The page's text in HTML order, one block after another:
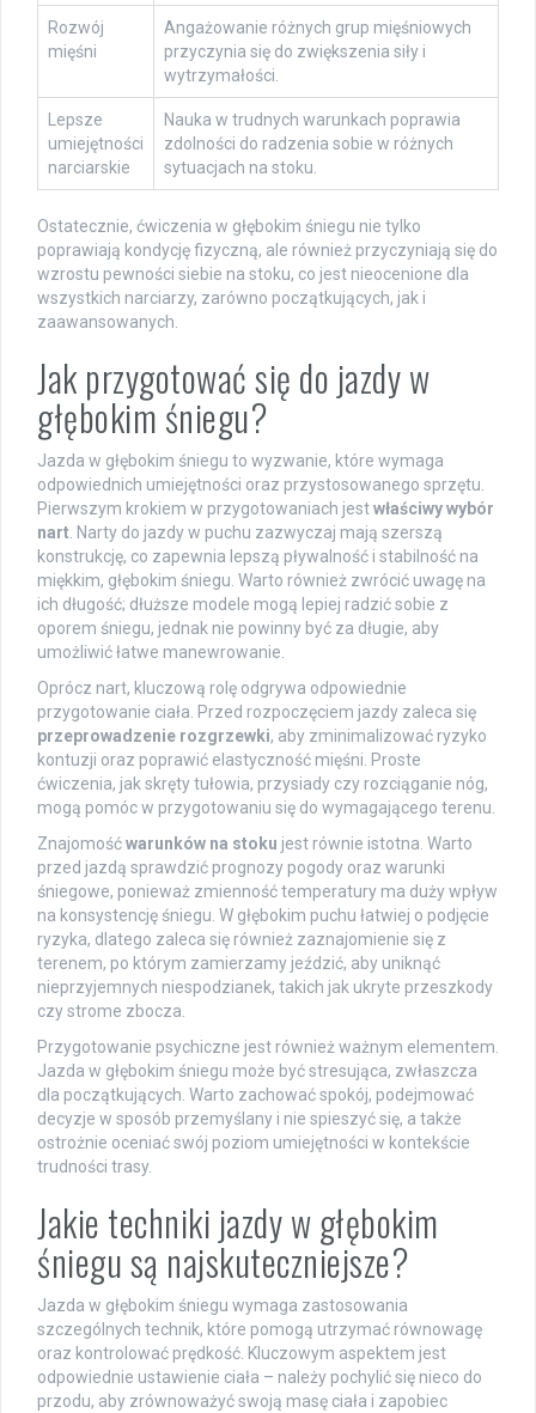
Rozwój
mięśni
Angażowanie różnych grup mięśniowych
przyczynia się do zwiększenia siły i
wytrzymałości.
Lepsze
umiejętności
narciarskie
Nauka w trudnych warunkach poprawia
zdolności do radzenia sobie w różnych
sytuacjach na stoku.
Ostatecznie, ćwiczenia w głębokim śniegu nie tylko
poprawiają kondycję fizyczną, ale również przyczyniają się do
wzrostu pewności siebie na stoku, co jest nieocenione dla
wszystkich narciarzy, zarówno początkujących, jak i
zaawansowanych.
Jak przygotować się do jazdy w
głębokim śniegu?
Jazda w głębokim śniegu to wyzwanie, które wymaga
odpowiednich umiejętności oraz przystosowanego sprzętu.
Pierwszym krokiem w przygotowaniach jestwłaściwy wybór
nart. Narty do jazdy w puchu zazwyczaj mają szerszą
konstrukcję, co zapewnia lepszą pływalność i stabilność na
miękkim, głębokim śniegu. Warto również zwrócić uwagę na
ich długość; dłuższe modele mogą lepiej radzić sobie z
oporem śniegu, jednak nie powinny być za długie, aby
umożliwić łatwe manewrowanie.
Oprócz nart, kluczową rolę odgrywa odpowiednie
przygotowanie ciała. Przed rozpoczęciem jazdy zaleca się
przeprowadzenie rozgrzewki, aby zminimalizować ryzyko
kontuzji oraz poprawić elastyczność mięśni. Proste
ćwiczenia, jak skręty tułowia, przysiady czy rozciąganie nóg,
mogą pomóc w przygotowaniu się do wymagającego terenu.
Znajomośćwarunków na stoku jest równie istotna. Warto
przed jazdą sprawdzić prognozy pogody oraz warunki
śniegowe, ponieważ zmienność temperatury ma duży wpływ
na konsystencję śniegu. W głębokim puchu łatwiej o podjęcie
ryzyka, dlatego zaleca się również zaznajomienie się z
terenem, po którym zamierzamy jeździć, aby uniknąć
nieprzyjemnych niespodzianek, takich jak ukryte przeszkody
czy strome zbocza.
Przygotowanie psychiczne jest również ważnym elementem.
Jazda w głębokim śniegu może być stresująca, zwłaszcza
dla początkujących. Warto zachować spokój, podejmować
decyzje w sposób przemyślany i nie spieszyć się, a także
ostrożnie oceniać swój poziom umiejętności w kontekście
trudności trasy.
Jakie techniki jazdy w głębokim
śniegu są najskuteczniejsze?
Jazda w głębokim śniegu wymaga zastosowania
szczególnych technik, które pomogą utrzymać równowagę
oraz kontrolować prędkość. Kluczowym aspektem jest
odpowiednie ustawienie ciała – należy pochylić się nieco do
przodu, aby zrównoważyć swoją masę ciała i zapobiec